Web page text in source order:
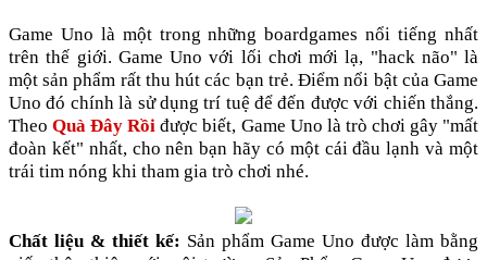
Game Uno là một trong những boardgames nổi tiếng nhất
trên thế giới. Game Uno với lối chơi mới lạ, "hack não" là
một sản phẩm rất thu hút các bạn trẻ. Điểm nổi bật của Game
Uno đó chính là sử dụng trí tuệ để đến được với chiến thắng.
TheoQuà Đây Rồi được biết, Game Uno là trò chơi gây "mất
đoàn kết" nhất, cho nên bạn hãy có một cái đầu lạnh và một
trái tim nóng khi tham gia trò chơi nhé.
Chất liệu & thiết kế: Sản phẩm Game Uno được làm bằng